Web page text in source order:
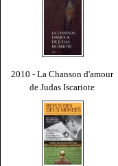
2010 - La Chanson d'amour
de Judas Iscariote